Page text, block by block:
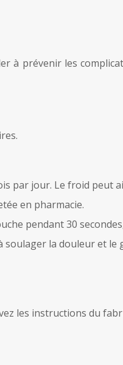
à prévenir les
par jour. Le froid peut
en pharmacie.
pendant 30
soulager la douleur et le
les instructions du